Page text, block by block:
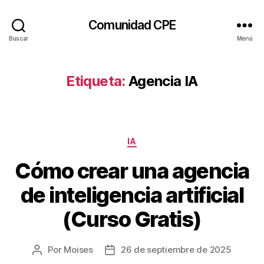
Buscar
Comunidad CPE
Menú
Etiqueta: Agencia IA
Categorías
IA
Cómo crear una agencia
de inteligencia artificial
(Curso Gratis)
Autor
Por Moises
Fecha26 de septiembre de 2025